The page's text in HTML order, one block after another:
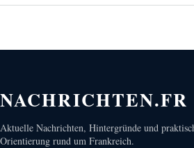
NACHRICHTEN.FR
Aktuelle Nachrichten, Hintergründe und
Orientierung rund um Frankreich.